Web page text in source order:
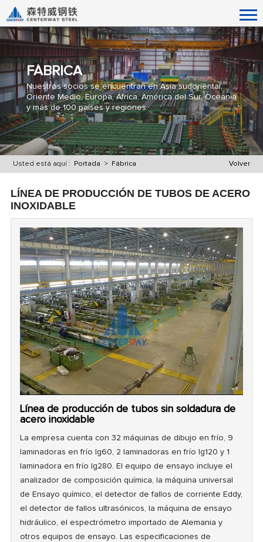
FÁBRICA
Nuestros socios se encuentran en Asia sudoriental,
Oriente Medio, Europa, África, América del Sur, Oceanía
y más de 100 países y regiones.
Volver
Usted está aquí : Portada > Fábrica
LÍNEA DE PRODUCCIÓN DE TUBOS DE ACERO
INOXIDABLE
Línea de producción de tubos sin soldadura de
acero inoxidable
La empresa cuenta con 32 máquinas de dibujo en frío, 9
laminadoras en frío lg60, 2 laminadoras en frío lg120 y 1
laminadora en frío lg280. El equipo de ensayo incluye el
analizador de composición química, la máquina universal
de Ensayo químico, el detector de fallos de corriente Eddy,
el detector de fallos ultrasónicos, la máquina de ensayo
hidráulico, el espectrómetro importado de Alemania y
otros equipos de ensayo. Las especificaciones de